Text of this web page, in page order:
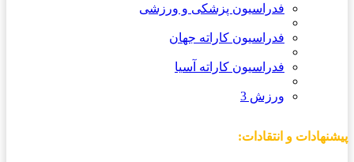
فدراسیون پزشکی و ورزشی
فدراسیون کاراته جهان
فدراسیون کاراته آسیا
ورزش 3
پیشنهادات و انتقادات: